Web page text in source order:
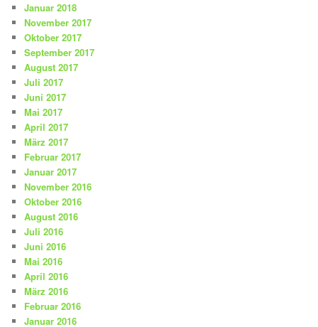
Januar 2018
November 2017
Oktober 2017
September 2017
August 2017
Juli 2017
Juni 2017
Mai 2017
April 2017
März 2017
Februar 2017
Januar 2017
November 2016
Oktober 2016
August 2016
Juli 2016
Juni 2016
Mai 2016
April 2016
März 2016
Februar 2016
Januar 2016